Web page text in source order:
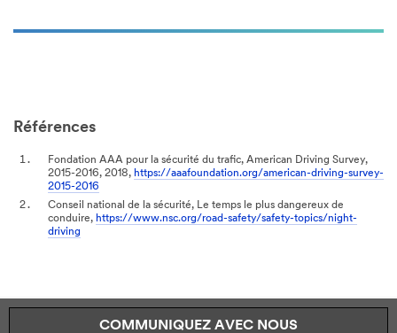
Références
Fondation AAA pour la sécurité du trafic, American Driving Survey,
2015-2016, 2018, https://aaafoundation.org/american-driving-survey-
2015-2016
Conseil national de la sécurité, Le temps le plus dangereux de
conduire, https://www.nsc.org/road-safety/safety-topics/night-
driving
COMMUNIQUEZ AVEC NOUS